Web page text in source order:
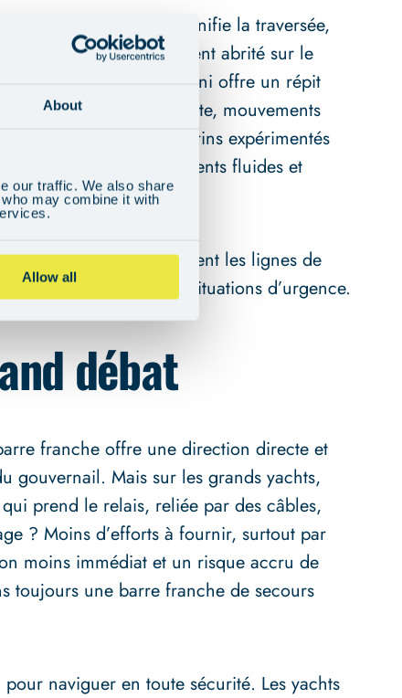
About
our traffic. We also share
may combine it with
Allow all
endroit où l’on planifie la traversée,
le seul endroit vraiment abrité sur le
une capote ou un bimini offre un répit
un coût : visibilité réduite, mouvements
des voiles. Les marins expérimentés
gardant des mouvements fluides et
difficiles.
différencier rapidement les lignes de
particulier dans les situations d’urgence.
débat
franche offre une direction directe et
gouvernail. Mais sur les grands yachts,
prend le relais, reliée par des câbles,
? Moins d’efforts à fournir, surtout par
moins immédiat et un risque accru de
toujours une barre franche de secours
naviguer en toute sécurité. Les yachts